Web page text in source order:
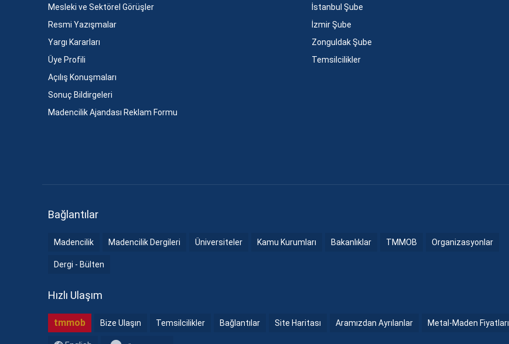
Mesleki ve Sektörel Görüşler
Resmi Yazışmalar
Yargı Kararları
Üye Profili
Açılış Konuşmaları
Sonuç Bildirgeleri
Madencilik Ajandası Reklam Formu
İstanbul Şube
İzmir Şube
Zonguldak Şube
Temsilcilikler
Bağlantılar
Madencilik Madencilik Dergileri Üniversiteler Kamu Kurumları Bakanlıklar TMMOB Organizasyonlar
Dergi - Bülten
Hızlı Ulaşım
tmmob Bize Ulaşın Temsilcilikler Bağlantılar Site Haritası Aramızdan Ayrılanlar Metal-Maden Fiyatları